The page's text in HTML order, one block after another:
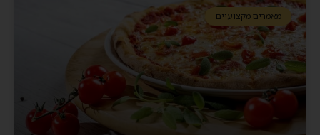
מאמרים מקצועיים